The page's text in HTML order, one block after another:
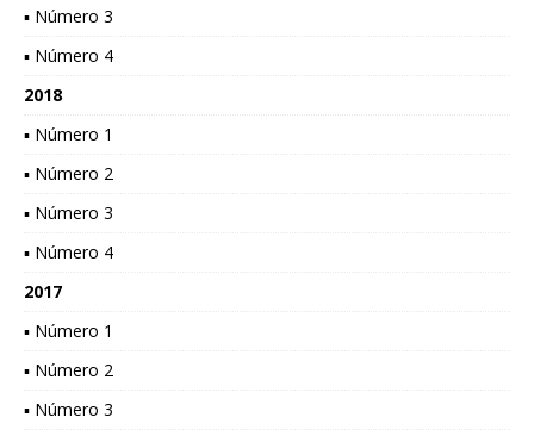
▪ Número 3
▪ Número 4
2018
▪ Número 1
▪ Número 2
▪ Número 3
▪ Número 4
2017
▪ Número 1
▪ Número 2
▪ Número 3